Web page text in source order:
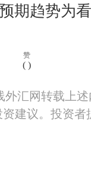
期趋势为
赞
( )
汇网转载上
建议。投资